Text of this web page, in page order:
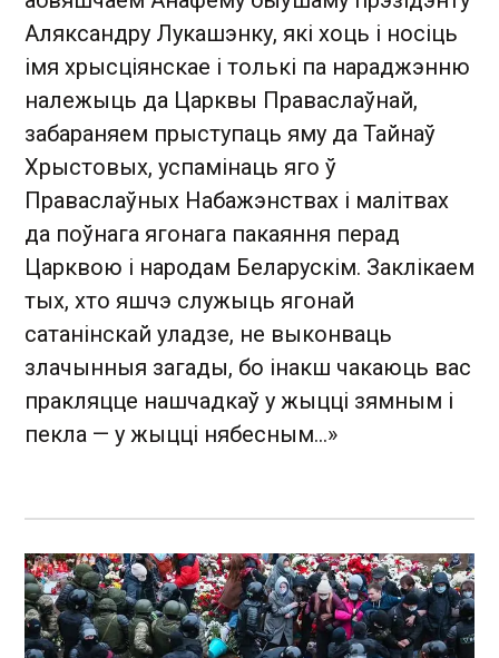
Аляксандру Лукашэнку, які хоць і носіць
імя хрысціянскае і толькі па нараджэнню
належыць да Царквы Праваслаўнай,
забараняем прыступаць яму да Тайнаў
Хрыстовых, успамінаць яго ў
Праваслаўных Набажэнствах і малітвах
да поўнага ягонага пакаяння перад
Царквою і народам Беларускім. Заклікаем
тых, хто яшчэ служыць ягонай
сатанінскай уладзе, не выконваць
злачынныя загады, бо інакш чакаюць вас
пракляцце нашчадкаў у жыцці зямным і
пекла — у жыцці нябесным...»